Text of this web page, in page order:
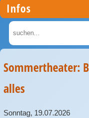
Infos
Sommertheater:
alles
Sonntag, 19.07.2026